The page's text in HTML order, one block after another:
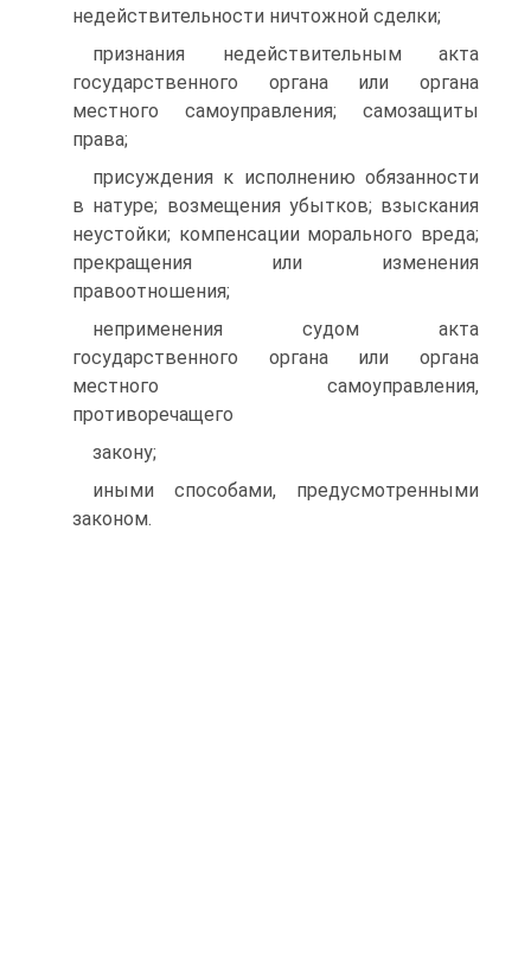
недействительности ничтожной сделки;
признания недействительным акта
государственного органа или органа
местного самоуправления; самозащиты
права;
присуждения к исполнению обязанности
в натуре; возмещения убытков; взыскания
неустойки; компенсации морального вреда;
прекращения или изменения
правоотношения;
неприменения судом акта
государственного органа или органа
местного самоуправления,
противоречащего
закону;
иными способами, предусмотренными
законом.